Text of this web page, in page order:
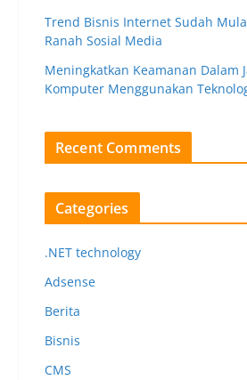
Trend Bisnis Internet Sudah
Ranah Sosial Media
Meningkatkan Keamanan Dalam
Komputer Menggunakan
Recent Comments
Categories
.NET technology
Adsense
Berita
Bisnis
CMS